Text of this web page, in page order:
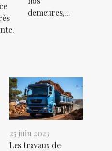
demeures,...
25 juin 2023
Les travaux de